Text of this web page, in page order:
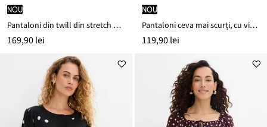
nou
Pantaloni din twill din stretch de bumbac
169,90 lei
nou
Pantaloni ceva mai scurți, cu viscoză
119,90 lei